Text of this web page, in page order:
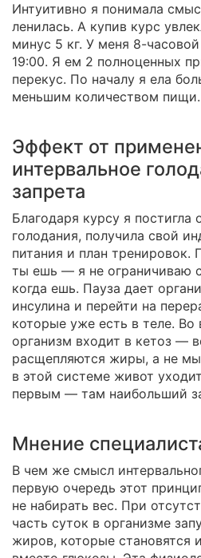
Интуитивно я понимала
ленилась. А купив курс
минус 5 кг. У меня 8-часовой
19:00. Я ем 2 полноценных
перекус. По началу я ела
меньшим количеством пищи.
Эффект от
интервальное
запрета
Благодаря курсу я постигла
голодания, получила свой
питания и план тренировок.
ты ешь — я не ограничиваю
когда ешь. Пауза дает
инсулина и перейти на
которые уже есть в теле. Во
организм входит в кетоз —
расщепляются жиры, а не
в этой системе живот
первым — там наибольший
Мнение
В чем же смысл
первую очередь этот
не набирать вес. При
часть суток в организме
жиров, которые становятся